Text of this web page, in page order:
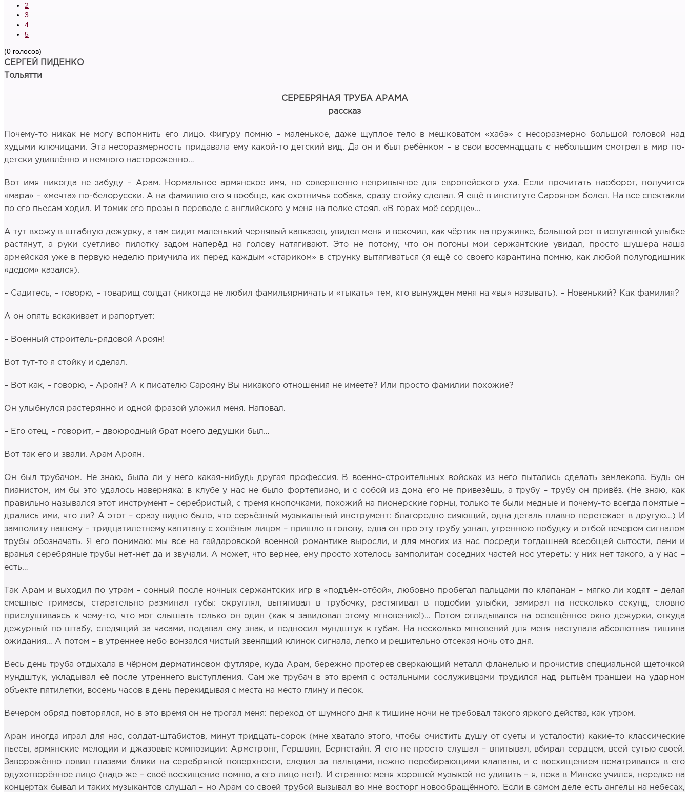
2
3
4
5
(0 голосов)
СЕРГЕЙ ПИДЕНКО
Тольятти
СЕРЕБРЯНАЯ ТРУБА АРАМА
рассказ
Почему-то никак не могу вспомнить его лицо. Фигуру помню – маленькое, даже щуплое тело в мешковатом «хабэ» с несоразмерно большой головой над
худыми ключицами. Эта несоразмерность придавала ему какой-то детский вид. Да он и был ребёнком – в свои восемнадцать с небольшим смотрел в мир по-
детски удивлённо и немного настороженно…
Вот имя никогда не забуду – Арам. Нормальное армянское имя, но совершенно непривычное для европейского уха. Если прочитать наоборот, получится
«мара» – «мечта» по-белорусски. А на фамилию его я вообще, как охотничья собака, сразу стойку сделал. Я ещё в институте Сарояном болел. На все спектакли
по его пьесам ходил. И томик его прозы в переводе с английского у меня на полке стоял. «В горах моё сердце»…
А тут вхожу в штабную дежурку, а там сидит маленький чернявый кавказец, увидел меня и вскочил, как чёртик на пружинке, большой рот в испуганной улыбке
растянут, а руки суетливо пилотку задом наперёд на голову натягивают. Это не потому, что он погоны мои сержантские увидал, просто шушера наша
армейская уже в первую неделю приучила их перед каждым «стариком» в струнку вытягиваться (я ещё со своего карантина помню, как любой полугодишник
«дедом» казался).
– Садитесь, – говорю, – товарищ солдат (никогда не любил фамильярничать и «тыкать» тем, кто вынужден меня на «вы» называть). – Новенький? Как фамилия?
А он опять вскакивает и рапортует:
– Военный строитель-рядовой Ароян!
Вот тут-то я стойку и сделал.
– Вот как, – говорю, – Ароян? А к писателю Сарояну Вы никакого отношения не имеете? Или просто фамилии похожие?
Он улыбнулся растерянно и одной фразой уложил меня. Наповал.
– Его отец, – говорит, – двоюродный брат моего дедушки был…
Вот так его и звали. Арам Ароян.
Он был трубачом. Не знаю, была ли у него какая-нибудь другая профессия. В военно-строительных войсках из него пытались сделать землекопа. Будь он
пианистом, им бы это удалось наверняка: в клубе у нас не было фортепиано, и с собой из дома его не привезёшь, а трубу – трубу он привёз. (Не знаю, как
правильно назывался этот инструмент – серебристый, с тремя кнопочками, похожий на пионерские горны, только те были медные и почему-то всегда помятые –
дрались ими, что ли? А этот – сразу видно было, что серьёзный музыкальный инструмент: благородно сияющий, одна деталь плавно перетекает в другую…) И
замполиту нашему – тридцатилетнему капитану с холёным лицом – пришло в голову, едва он про эту трубу узнал, утреннюю побудку и отбой вечером сигналом
трубы обозначать. Я его понимаю: мы все на гайдаровской военной романтике выросли, и для многих из нас посреди тогдашней всеобщей сытости, лени и
вранья серебряные трубы нет-нет да и звучали. А может, что вернее, ему просто хотелось замполитам соседних частей нос утереть: у них нет такого, а у нас –
есть…
Так Арам и выходил по утрам – сонный после ночных сержантских игр в «подъём-отбой», любовно пробегал пальцами по клапанам – мягко ли ходят – делая
смешные гримасы, старательно разминал губы: округлял, вытягивал в трубочку, растягивал в подобии улыбки, замирал на несколько секунд, словно
прислушиваясь к чему-то, что мог слышать только он один (как я завидовал этому мгновению!)… Потом оглядывался на освещённое окно дежурки, откуда
дежурный по штабу, следящий за часами, подавал ему знак, и подносил мундштук к губам. На несколько мгновений для меня наступала абсолютная тишина
ожидания… А потом – в утреннее небо вонзался чистый звенящий клинок сигнала, легко и решительно отсекая ночь ото дня.
Весь день труба отдыхала в чёрном дерматиновом футляре, куда Арам, бережно протерев сверкающий металл фланелью и прочистив специальной щеточкой
мундштук, укладывал её после утреннего выступления. Сам же трубач в это время с остальными сослуживцами трудился над рытьём траншеи на ударном
объекте пятилетки, восемь часов в день перекидывая с места на место глину и песок.
Вечером обряд повторялся, но в это время он не трогал меня: переход от шумного дня к тишине ночи не требовал такого яркого действа, как утром.
Арам иногда играл для нас, солдат-штабистов, минут тридцать-сорок (мне хватало этого, чтобы очистить душу от суеты и усталости) какие-то классические
пьесы, армянские мелодии и джазовые композиции: Армстронг, Гершвин, Бернстайн. Я его не просто слушал – впитывал, вбирал сердцем, всей сутью своей.
Заворожённо ловил глазами блики на серебряной поверхности, следил за пальцами, нежно перебирающими клапаны, и с восхищением всматривался в его
одухотворённое лицо (надо же – своё восхищение помню, а его лицо нет!). И странно: меня хорошей музыкой не удивить – я, пока в Минске учился, нередко на
концертах бывал и таких музыкантов слушал – но Арам со своей трубой вызывал во мне восторг новообращённого. Если в самом деле есть ангелы на небесах,